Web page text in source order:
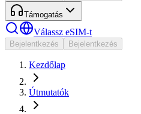
Támogatás
Válassz eSIM-t
Bejelentkezés Bejelentkezés
Kezdőlap
Útmutatók